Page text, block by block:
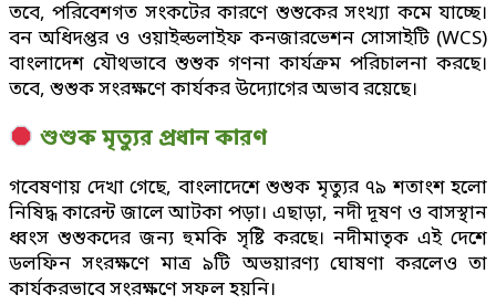
তবে, পরিবেশগত সংকটের কারণে শুশুকের সংখ্যা কমে যাচ্ছে।
বন অধিদপ্তর ও ওয়াইল্ডলাইফ কনজারভেশন সোসাইটি (WCS)
বাংলাদেশ যৌথভাবে শুশুক গণনা কার্যক্রম পরিচালনা করছে।
তবে, শুশুক সংরক্ষণে কার্যকর উদ্যোগের অভাব রয়েছে।
শুশুক মৃত্যুর প্রধান কারণ
গবেষণায় দেখা গেছে, বাংলাদেশে শুশুক মৃত্যুর ৭৯ শতাংশ হলো
নিষিদ্ধ কারেন্ট জালে আটকা পড়া। এছাড়া, নদী দূষণ ও বাসস্থান
ধ্বংস শুশুকদের জন্য হুমকি সৃষ্টি করছে। নদীমাতৃক এই দেশে
ডলফিন সংরক্ষণে মাত্র ৯টি অভয়ারণ্য ঘোষণা করলেও তা
কার্যকরভাবে সংরক্ষণে সফল হয়নি।